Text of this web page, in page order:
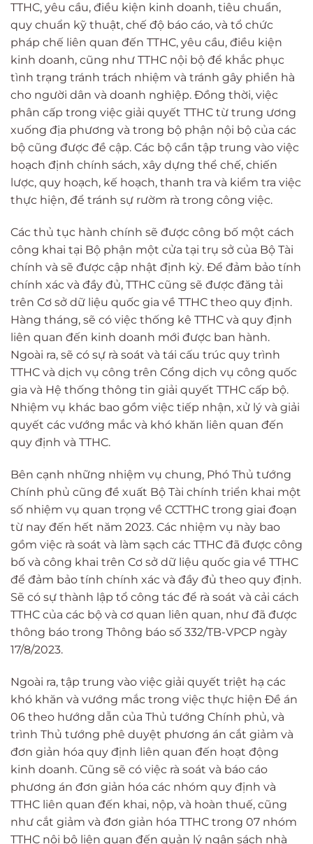
TTHC, yêu cầu, điều kiện kinh doanh, tiêu chuẩn,
quy chuẩn kỹ thuật, chế độ báo cáo, và tổ chức
pháp chế liên quan đến TTHC, yêu cầu, điều kiện
kinh doanh, cũng như TTHC nội bộ để khắc phục
tình trạng tránh trách nhiệm và tránh gây phiền hà
cho người dân và doanh nghiệp. Đồng thời, việc
phân cấp trong việc giải quyết TTHC từ trung ương
xuống địa phương và trong bộ phận nội bộ của các
bộ cũng được đề cập. Các bộ cần tập trung vào việc
hoạch định chính sách, xây dựng thể chế, chiến
lược, quy hoạch, kế hoạch, thanh tra và kiểm tra việc
thực hiện, để tránh sự rườm rà trong công việc.
Các thủ tục hành chính sẽ được công bố một cách
công khai tại Bộ phận một cửa tại trụ sở của Bộ Tài
chính và sẽ được cập nhật định kỳ. Để đảm bảo tính
chính xác và đầy đủ, TTHC cũng sẽ được đăng tải
trên Cơ sở dữ liệu quốc gia về TTHC theo quy định.
Hàng tháng, sẽ có việc thống kê TTHC và quy định
liên quan đến kinh doanh mới được ban hành.
Ngoài ra, sẽ có sự rà soát và tái cấu trúc quy trình
TTHC và dịch vụ công trên Cổng dịch vụ công quốc
gia và Hệ thống thông tin giải quyết TTHC cấp bộ.
Nhiệm vụ khác bao gồm việc tiếp nhận, xử lý và giải
quyết các vướng mắc và khó khăn liên quan đến
quy định và TTHC.
Bên cạnh những nhiệm vụ chung, Phó Thủ tướng
Chính phủ cũng đề xuất Bộ Tài chính triển khai một
số nhiệm vụ quan trọng về CCTTHC trong giai đoạn
từ nay đến hết năm 2023. Các nhiệm vụ này bao
gồm việc rà soát và làm sạch các TTHC đã được công
bố và công khai trên Cơ sở dữ liệu quốc gia về TTHC
để đảm bảo tính chính xác và đầy đủ theo quy định.
Sẽ có sự thành lập tổ công tác để rà soát và cải cách
TTHC của các bộ và cơ quan liên quan, như đã được
thông báo trong Thông báo số 332/TB-VPCP ngày
17/8/2023.
Ngoài ra, tập trung vào việc giải quyết triệt hạ các
khó khăn và vướng mắc trong việc thực hiện Đề án
06 theo hướng dẫn của Thủ tướng Chính phủ, và
trình Thủ tướng phê duyệt phương án cắt giảm và
đơn giản hóa quy định liên quan đến hoạt động
kinh doanh. Cũng sẽ có việc rà soát và báo cáo
phương án đơn giản hóa các nhóm quy định và
TTHC liên quan đến khai, nộp, và hoàn thuế, cũng
như cắt giảm và đơn giản hóa TTHC trong 07 nhóm
TTHC nội bộ liên quan đến quản lý ngân sách nhà